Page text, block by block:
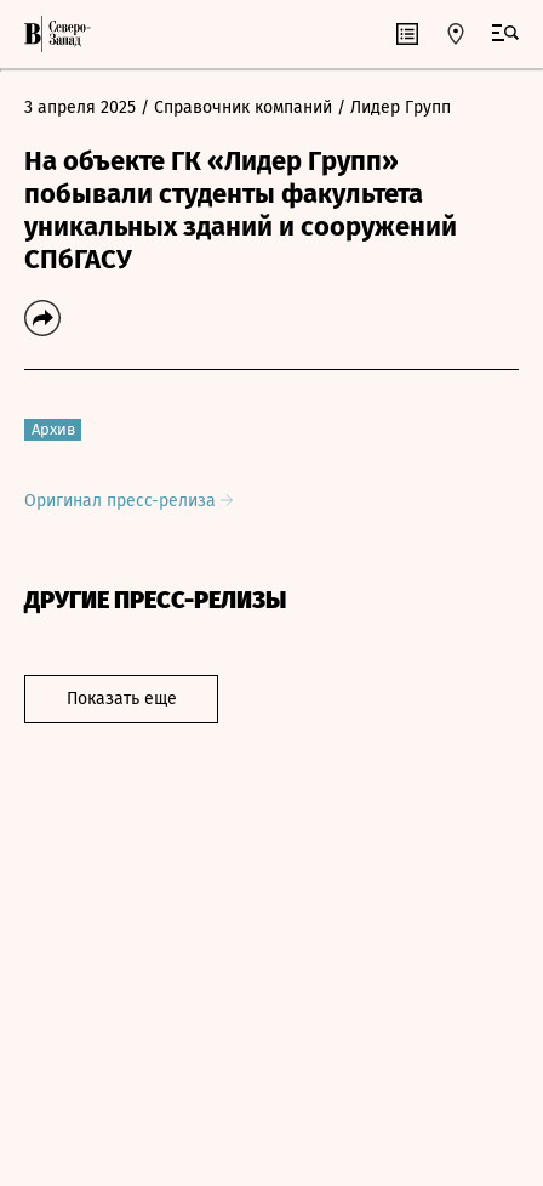
3 апреля 2025 / Справочник компаний / Лидер Групп
На объекте ГК «Лидер Групп»
побывали студенты факультета
уникальных зданий и сооружений
СПбГАСУ
Архив
Оригинал пресс-релиза
ДРУГИЕ ПРЕСС-РЕЛИЗЫ
Показать еще